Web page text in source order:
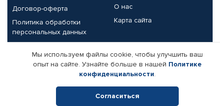
Договор-оферта
Политика обработки
персональных данных
О нас
Карта сайта
Партнерам
Корпоративным клиентам
Поставщикам
Реквизиты компании
Мы используем файлы cookie, чтобы улучшить ваш
опыт на сайте. Узнайте больше в нашей Политике
конфиденциальности.
Согласиться